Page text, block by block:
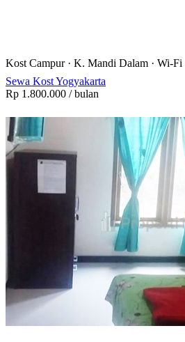
Kost Campur· K. Mandi Dalam · Wi-Fi
Sewa Kost Yogyakarta
Rp 1.800.000 / bulan